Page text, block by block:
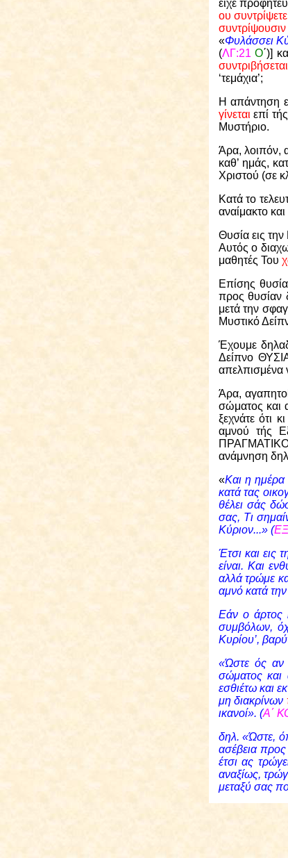
είχε
ου
«Φυλάσσει
(ΛΓ:21Ο΄)]
‘τεμάχια’;
Η απάντηση
γίνεταιεπί
Μυστήριο.
Άρα, λοιπόν,
καθ’ ημάς,
Χριστού (σε
Κατά το
αναίμακτο
Θυσία εις
Αυτός ο
μαθητές Του
Επίσης
προς
μετά την
Μυστικό
Έχουμε
Δείπνο
απελπισμένα
Άρα,
σώματος
ξεχνάτε ότι
αμνού τής
ανάμνηση
«Και η ημέρα
κατά τας
θέλει σάς
σας, Τι
Κύριον...» (
Έτσι και εις
είναι. Και
αλλά τρώμε
αμνό κατά
Εάν ο άρτος
συμβόλων,
Κυρίου’,
«Ώστε ός αν
σώματος και
εσθιέτω και
μη διακρίνων
ικανοί». (Α΄
δηλ. «Ώστε,
ασέβεια
έτσι ας
αναξίως,
μεταξύ σας